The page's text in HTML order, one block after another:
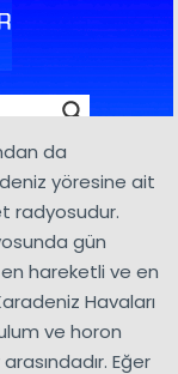
da
yöresine ait
radyosudur.
gün
hareketli ve en
Havaları
ve horon
Eğer